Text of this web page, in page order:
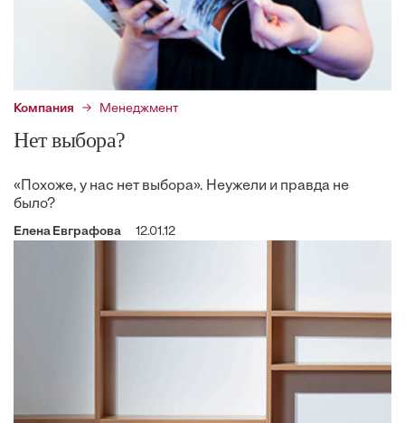
Компания Менеджмент
Нет выбора?
«Похоже, у нас нет выбора». Неужели и правда не
было?
Елена Евграфова 12.01.12